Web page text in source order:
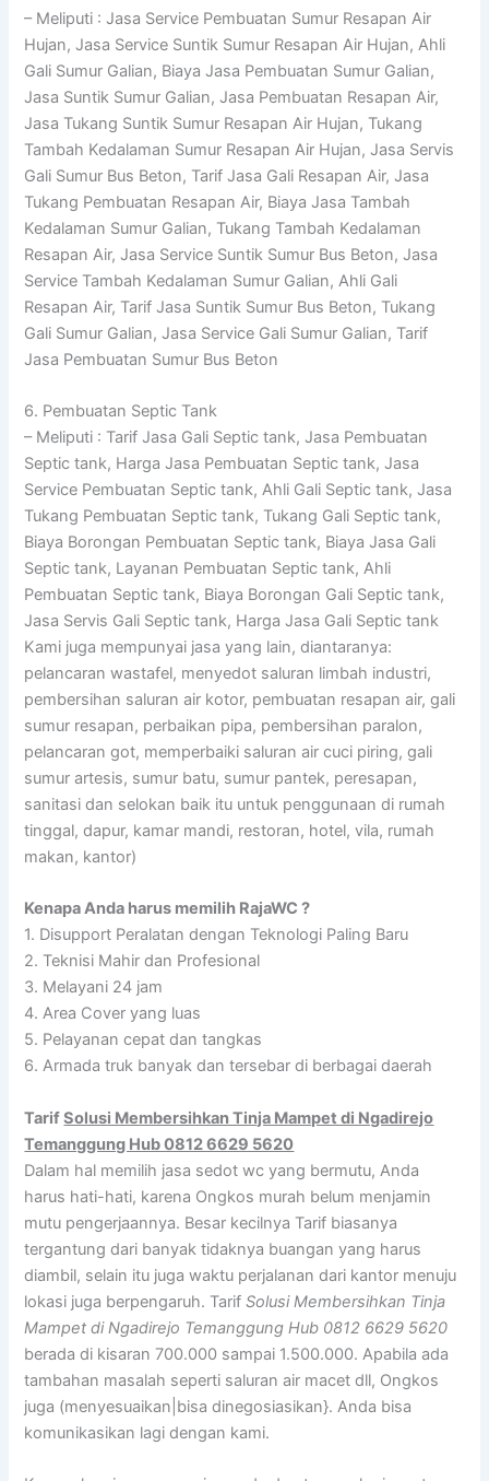
– Meliputi : Jasa Service Pembuatan Sumur Resapan Air
Hujan, Jasa Service Suntik Sumur Resapan Air Hujan, Ahli
Gali Sumur Galian, Biaya Jasa Pembuatan Sumur Galian,
Jasa Suntik Sumur Galian, Jasa Pembuatan Resapan Air,
Jasa Tukang Suntik Sumur Resapan Air Hujan, Tukang
Tambah Kedalaman Sumur Resapan Air Hujan, Jasa Servis
Gali Sumur Bus Beton, Tarif Jasa Gali Resapan Air, Jasa
Tukang Pembuatan Resapan Air, Biaya Jasa Tambah
Kedalaman Sumur Galian, Tukang Tambah Kedalaman
Resapan Air, Jasa Service Suntik Sumur Bus Beton, Jasa
Service Tambah Kedalaman Sumur Galian, Ahli Gali
Resapan Air, Tarif Jasa Suntik Sumur Bus Beton, Tukang
Gali Sumur Galian, Jasa Service Gali Sumur Galian, Tarif
Jasa Pembuatan Sumur Bus Beton
6. Pembuatan Septic Tank
– Meliputi : Tarif Jasa Gali Septic tank, Jasa Pembuatan
Septic tank, Harga Jasa Pembuatan Septic tank, Jasa
Service Pembuatan Septic tank, Ahli Gali Septic tank, Jasa
Tukang Pembuatan Septic tank, Tukang Gali Septic tank,
Biaya Borongan Pembuatan Septic tank, Biaya Jasa Gali
Septic tank, Layanan Pembuatan Septic tank, Ahli
Pembuatan Septic tank, Biaya Borongan Gali Septic tank,
Jasa Servis Gali Septic tank, Harga Jasa Gali Septic tank
Kami juga mempunyai jasa yang lain, diantaranya:
pelancaran wastafel, menyedot saluran limbah industri,
pembersihan saluran air kotor, pembuatan resapan air, gali
sumur resapan, perbaikan pipa, pembersihan paralon,
pelancaran got, memperbaiki saluran air cuci piring, gali
sumur artesis, sumur batu, sumur pantek, peresapan,
sanitasi dan selokan baik itu untuk penggunaan di rumah
tinggal, dapur, kamar mandi, restoran, hotel, vila, rumah
makan, kantor)
Kenapa Anda harus memilih RajaWC ?
1. Disupport Peralatan dengan Teknologi Paling Baru
2. Teknisi Mahir dan Profesional
3. Melayani 24 jam
4. Area Cover yang luas
5. Pelayanan cepat dan tangkas
6. Armada truk banyak dan tersebar di berbagai daerah
TarifSolusi Membersihkan Tinja Mampet di Ngadirejo
Temanggung Hub 0812 6629 5620
Dalam hal memilih jasa sedot wc yang bermutu, Anda
harus hati-hati, karena Ongkos murah belum menjamin
mutu pengerjaannya. Besar kecilnya Tarif biasanya
tergantung dari banyak tidaknya buangan yang harus
diambil, selain itu juga waktu perjalanan dari kantor menuju
lokasi juga berpengaruh. TarifSolusi Membersihkan Tinja
Mampet di Ngadirejo Temanggung Hub 0812 6629 5620
berada di kisaran 700.000 sampai 1.500.000. Apabila ada
tambahan masalah seperti saluran air macet dll, Ongkos
juga (menyesuaikan|bisa dinegosiasikan}. Anda bisa
komunikasikan lagi dengan kami.